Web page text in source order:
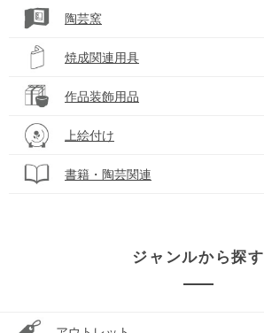
陶芸窯
焼成関連用具
作品装飾用品
上絵付け
書籍・陶芸関連
ジャンルから探す